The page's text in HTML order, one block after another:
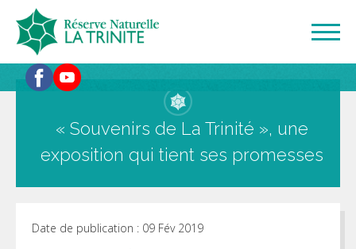
« Souvenirs de La Trinité », une
exposition qui tient ses promesses
Date de publication : 09 Fév 2019